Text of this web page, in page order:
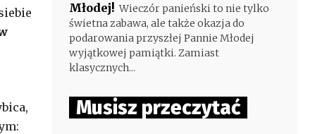
Młodej! Wieczór panieński to nie tylko
świetna zabawa, ale także okazja do
podarowania przyszłej Pannie Młodej
wyjątkowej pamiątki. Zamiast
klasycznych...
Musisz przeczytać